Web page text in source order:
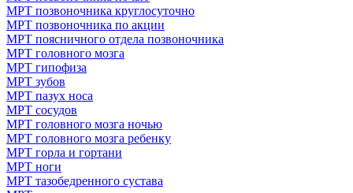
МРТ позвоночника круглосуточно
МРТ позвоночника по акции
МРТ поясничного отдела позвоночника
МРТ головного мозга
МРТ гипофиза
МРТ зубов
МРТ пазух носа
МРТ сосудов
МРТ головного мозга ночью
МРТ головного мозга ребенку
МРТ горла и гортани
МРТ ноги
МРТ тазобедренного сустава